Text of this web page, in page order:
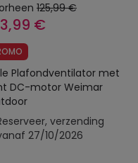
125,99 €
€
Plafondventilator met
DC-motor Weimar
verzending
27/10/2026